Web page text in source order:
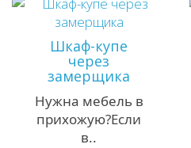
Шкаф-купе
через
замерщика
Нужна мебель в
прихожую?Если
в..